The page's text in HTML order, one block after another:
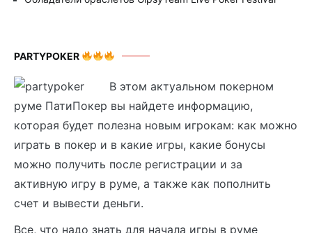
PARTYPOKER
В этом актуальном покерном
руме ПатиПокер вы найдете информацию,
которая будет полезна новым игрокам: как можно
играть в покер и в какие игры, какие бонусы
можно получить после регистрации и за
активную игру в руме, а также как пополнить
счет и вывести деньги.
Все, что надо знать для начала игры в руме